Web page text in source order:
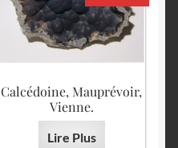
Calcédoine, Mauprévoir,
Vienne.
Lire Plus